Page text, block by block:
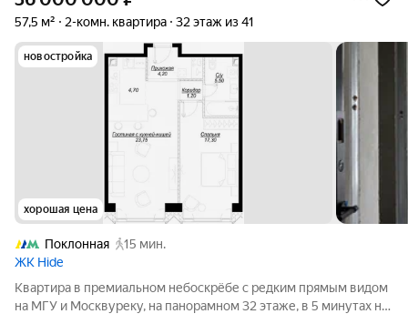
57,5 м² 2-комн. квартира 32 этаж из 41
новостройка
хорошая цена
Поклонная
15 мин.
ЖК Hide
Квартира в премиальном небоскрёбе с редким прямым видом
на МГУ и Москвуреку, на панорамном 32 этаже, в 5 минутах на